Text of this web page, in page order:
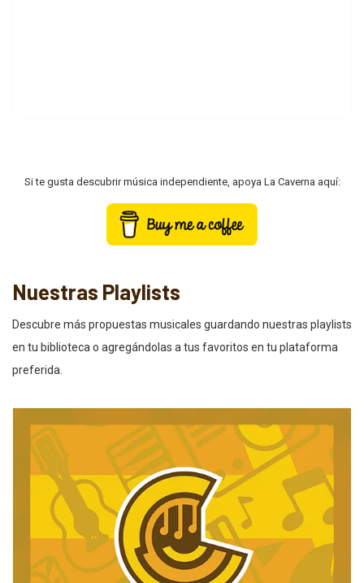
Si te gusta descubrir música independiente, apoya La Caverna aquí:
Nuestras Playlists
Descubre más propuestas musicales guardando nuestras playlists
en tu biblioteca o agregándolas a tus favoritos en tu plataforma
preferida.